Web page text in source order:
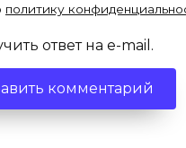
политику
ответ на e-mail.